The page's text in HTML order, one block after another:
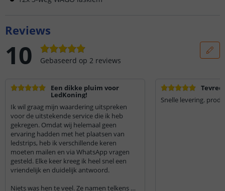
Reviews
10 Gebaseerd op 2 reviews
Een dikke pluim voor
LedKoning!
Ik wil graag mijn waardering uitspreken
voor de uitstekende service die ik heb
gekregen. Omdat wij helemaal geen
ervaring hadden met het plaatsen van
ledstrips, heb ik verschillende keren
moeten mailen en via WhatsApp vragen
gesteld. Elke keer kreeg ik heel snel een
vriendelijk en duidelijk antwoord.
Niets was hen te veel. Ze namen telkens de
Snelle levering.